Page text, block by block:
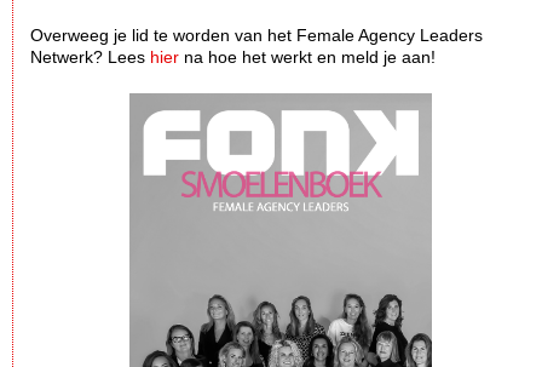
Overweeg je lid te worden van het Female Agency Leaders
Netwerk? Lees hier na hoe het werkt en meld je aan!